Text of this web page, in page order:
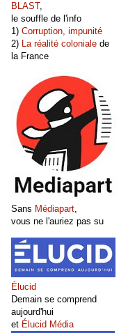
BLAST,
le souffle de l'info
1) Corruption, impunité
2) La réalité coloniale de
la France
Sans Médiapart,
vous ne l'auriez pas su
Élucid
Demain se comprend
aujourd'hui
et Élucid Média